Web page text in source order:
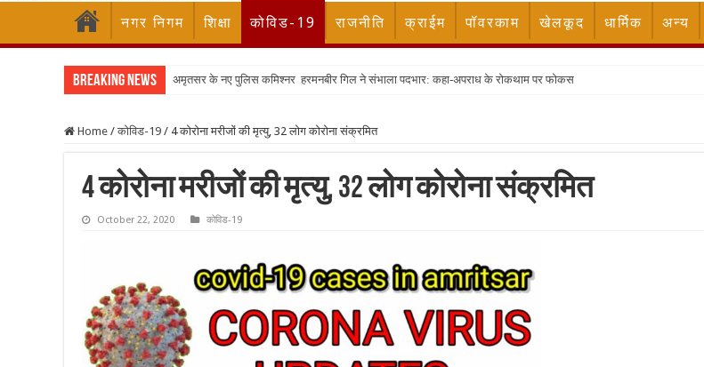
नगर निगम शिक्षा कोविड-19 राजनीति क्राईम पॉवरकाम खेलकूद धार्मिक अन्य
Breaking News अमृतसर के नए पुलिस कमिश्नर हरमनबीर गिल ने संभाला पदभार: कहा-अपराध के रोकथाम पर फोकस
Home / कोविड-19 / 4 कोरोना मरीजों की मृत्यु, 32 लोग कोरोना संक्रमित
4 कोरोना मरीजों की मृत्यु, 32 लोग कोरोना संक्रमित
October 22, 2020 कोविड-19